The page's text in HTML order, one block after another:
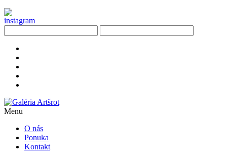
Menu
O nás
Ponuka
Kontakt